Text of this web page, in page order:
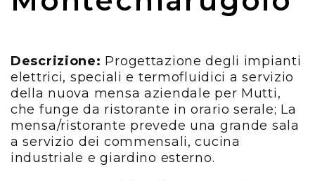
instagramlinkedIn
Descrizione: Progettazione degli impianti
elettrici, speciali e termofluidici a servizio
della nuova mensa aziendale per Mutti,
che funge da ristorante in orario serale; La
mensa/ristorante prevede una grande sala
a servizio dei commensali, cucina
industriale e giardino esterno.